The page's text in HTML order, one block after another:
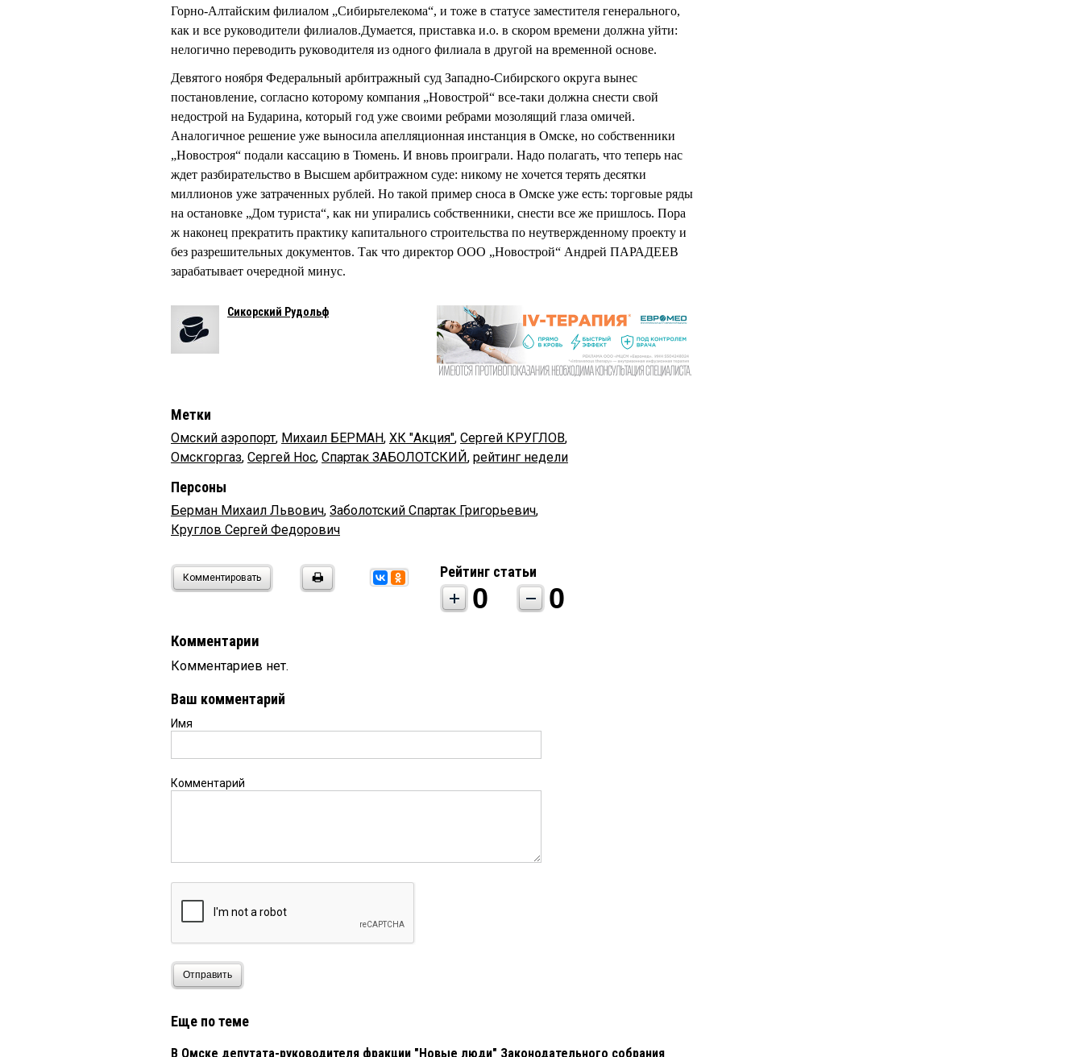
Горно-Алтайским филиалом „Сибирьтелекома“, и тоже в статусе заместителя генерального,
как и все руководители филиалов.Думается, приставка и.о. в скором времени должна уйти:
нелогично переводить руководителя из одного филиала в другой на временной основе.
Девятого ноября Федеральный арбитражный суд Западно-Сибирского округа вынес
постановление, согласно которому компания „Новострой“ все-таки должна снести свой
недострой на Бударина, который год уже своими ребрами мозолящий глаза омичей.
Аналогичное решение уже выносила апелляционная инстанция в Омске, но собственники
„Новостроя“ подали кассацию в Тюмень. И вновь проиграли. Надо полагать, что теперь нас
ждет разбирательство в Высшем арбитражном суде: никому не хочется терять десятки
миллионов уже затраченных рублей. Но такой пример сноса в Омске уже есть: торговые ряды
на остановке „Дом туриста“, как ни упирались собственники, снести все же пришлось. Пора
ж наконец прекратить практику капитального строительства по неутвержденному проекту и
без разрешительных документов. Так что директор ООО „Новострой“ Андрей ПАРАДЕЕВ
зарабатывает очередной минус.
Сикорский Рудольф
Метки
Омский аэропорт, Михаил БЕРМАН, ХК "Акция", Сергей КРУГЛОВ,
Омскгоргаз, Сергей Нос, Спартак ЗАБОЛОТСКИЙ, рейтинг недели
Персоны
Берман Михаил Львович, Заболотский Спартак Григорьевич,
Круглов Сергей Федорович
Комментировать Рейтинг статьи
0 0
Комментарии
Комментариев нет.
Ваш комментарий
Имя
Комментарий
Отправить
Еще по теме
В Омске депутата-руководителя фракции "Новые люди" Законодательного собрания